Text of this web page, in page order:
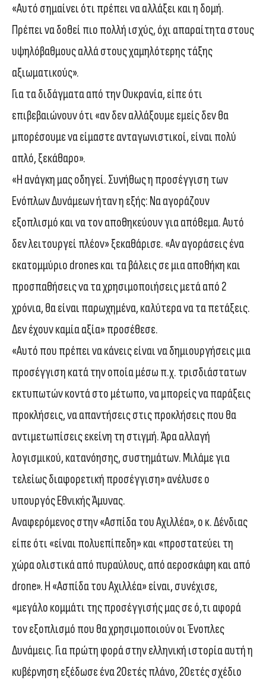
«Αυτό σημαίνει ότι πρέπει να αλλάξει και η δομή.
Πρέπει να δοθεί πιο πολλή ισχύς, όχι απαραίτητα στους
υψηλόβαθμους αλλά στους χαμηλότερης τάξης
αξιωματικούς».
Για τα διδάγματα από την Ουκρανία, είπε ότι
επιβεβαιώνουν ότι «αν δεν αλλάξουμε εμείς δεν θα
μπορέσουμε να είμαστε ανταγωνιστικοί, είναι πολύ
απλό, ξεκάθαρο».
«Η ανάγκη μας οδηγεί. Συνήθως η προσέγγιση των
Ενόπλων Δυνάμεων ήταν η εξής: Να αγοράζουν
εξοπλισμό και να τον αποθηκεύουν για απόθεμα. Αυτό
δεν λειτουργεί πλέον» ξεκαθάρισε. «Αν αγοράσεις ένα
εκατομμύριο drones και τα βάλεις σε μια αποθήκη και
προσπαθήσεις να τα χρησιμοποιήσεις μετά από 2
χρόνια, θα είναι παρωχημένα, καλύτερα να τα πετάξεις.
Δεν έχουν καμία αξία» προσέθεσε.
«Αυτό που πρέπει να κάνεις είναι να δημιουργήσεις μια
προσέγγιση κατά την οποία μέσω π.χ. τρισδιάστατων
εκτυπωτών κοντά στο μέτωπο, να μπορείς να παράξεις
προκλήσεις, να απαντήσεις στις προκλήσεις που θα
αντιμετωπίσεις εκείνη τη στιγμή. Άρα αλλαγή
λογισμικού, κατανόησης, συστημάτων. Μιλάμε για
τελείως διαφορετική προσέγγιση» ανέλυσε ο
υπουργός Εθνικής Άμυνας.
Αναφερόμενος στην «Ασπίδα του Αχιλλέα», ο κ. Δένδιας
είπε ότι «είναι πολυεπίπεδη» και «προστατεύει τη
χώρα ολιστικά από πυραύλους, από αεροσκάφη και από
drone». Η «Ασπίδα του Αχιλλέα» είναι, συνέχισε,
«μεγάλο κομμάτι της προσέγγισής μας σε ό,τι αφορά
τον εξοπλισμό που θα χρησιμοποιούν οι Ένοπλες
Δυνάμεις. Για πρώτη φορά στην ελληνική ιστορία αυτή η
κυβέρνηση εξέδωσε ένα 20ετές πλάνο, 20ετές σχέδιο